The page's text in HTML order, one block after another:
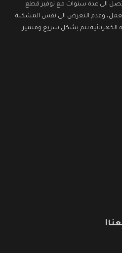
تصل الى عدة سنوات مع توفير قطع
وعدم التعرض الى نفس المشكلة
الكهربائية تتم بشكل سريع ومتميز.